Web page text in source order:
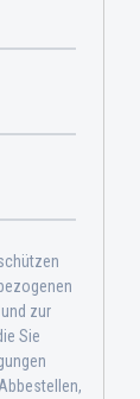
zur
Sie